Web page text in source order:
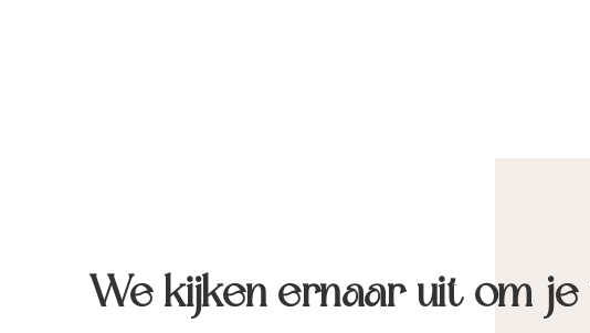
We kijken ernaar uit om je